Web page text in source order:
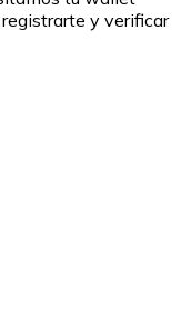
favoritas con
y verificar